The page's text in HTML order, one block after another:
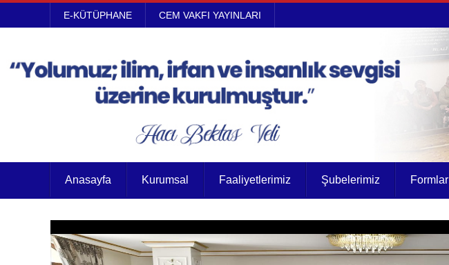
E-KÜTÜPHANE CEM VAKFI YAYINLARI
Anasayfa Kurumsal Faaliyetlerimiz Şubelerimiz Formlar